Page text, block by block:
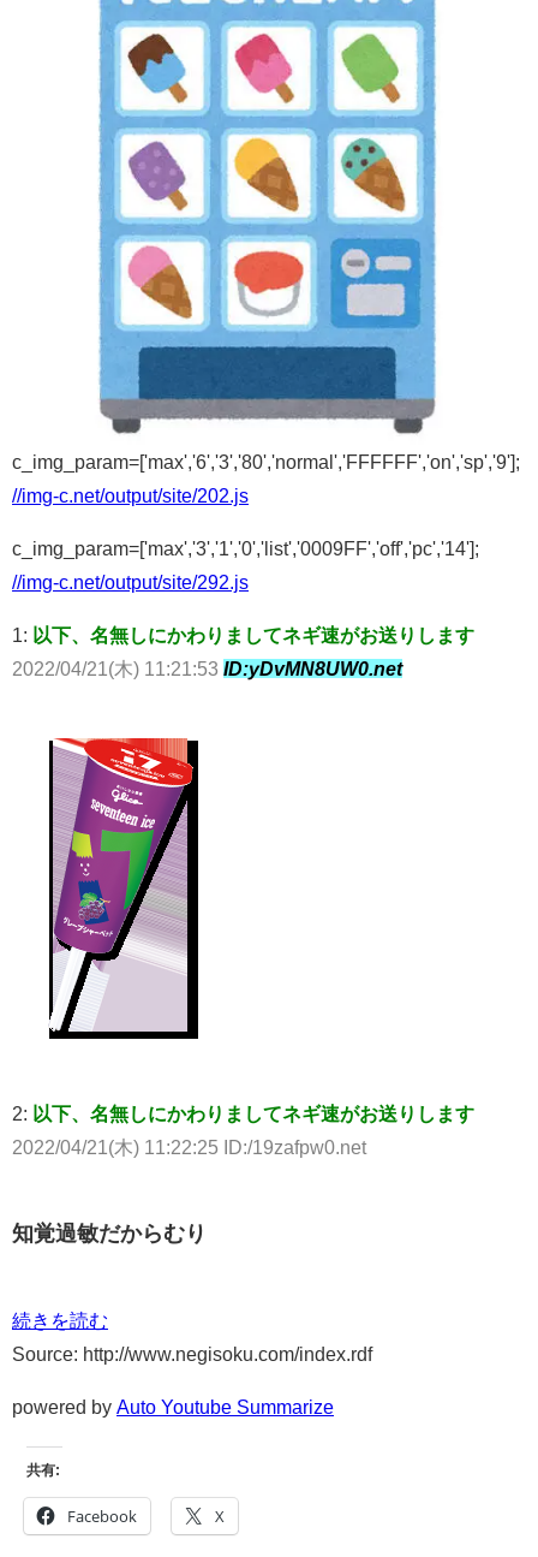
c_img_param=['max','6','3','80','normal','FFFFFF','on','sp','9'];
//img-c.net/output/site/202.js
c_img_param=['max','3','1','0','list','0009FF','off','pc','14'];
//img-c.net/output/site/292.js
1: 以下、名無しにかわりましてネギ速がお送りします
2022/04/21(木) 11:21:53 ID:yDvMN8UW0.net
2: 以下、名無しにかわりましてネギ速がお送りします
2022/04/21(木) 11:22:25 ID:/19zafpw0.net
知覚過敏だからむり
続きを読む
Source: http://www.negisoku.com/index.rdf
powered by Auto Youtube Summarize
共有:
Facebook X